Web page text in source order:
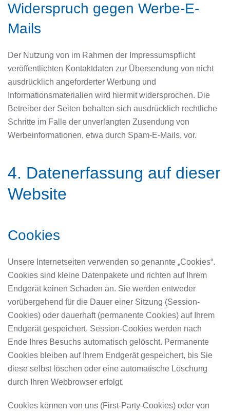
Widerspruch gegen Werbe-E-
Mails
Der Nutzung von im Rahmen der Impressumspflicht
veröffentlichten Kontaktdaten zur Übersendung von nicht
ausdrücklich angeforderter Werbung und
Informationsmaterialien wird hiermit widersprochen. Die
Betreiber der Seiten behalten sich ausdrücklich rechtliche
Schritte im Falle der unverlangten Zusendung von
Werbeinformationen, etwa durch Spam-E-Mails, vor.
4. Datenerfassung auf dieser
Website
Cookies
Unsere Internetseiten verwenden so genannte „Cookies“.
Cookies sind kleine Datenpakete und richten auf Ihrem
Endgerät keinen Schaden an. Sie werden entweder
vorübergehend für die Dauer einer Sitzung (Session-
Cookies) oder dauerhaft (permanente Cookies) auf Ihrem
Endgerät gespeichert. Session-Cookies werden nach
Ende Ihres Besuchs automatisch gelöscht. Permanente
Cookies bleiben auf Ihrem Endgerät gespeichert, bis Sie
diese selbst löschen oder eine automatische Löschung
durch Ihren Webbrowser erfolgt.
Cookies können von uns (First-Party-Cookies) oder von